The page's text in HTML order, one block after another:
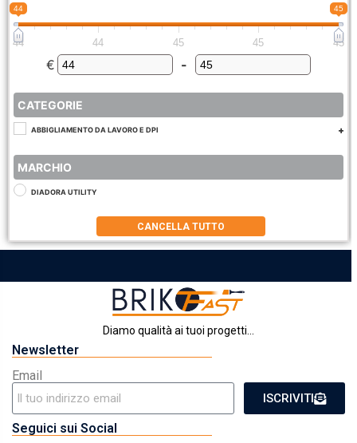
44 45
44 44 45 45 45
€ Minimum Price
-
Maximum Price
CATEGORIE
ABBIGLIAMENTO DA LAVORO E DPI
MARCHIO
DIADORA UTILITY
CANCELLA TUTTO
Diamo qualità ai tuoi progetti...
Newsletter
Email
ISCRIVITI
Seguici sui Social